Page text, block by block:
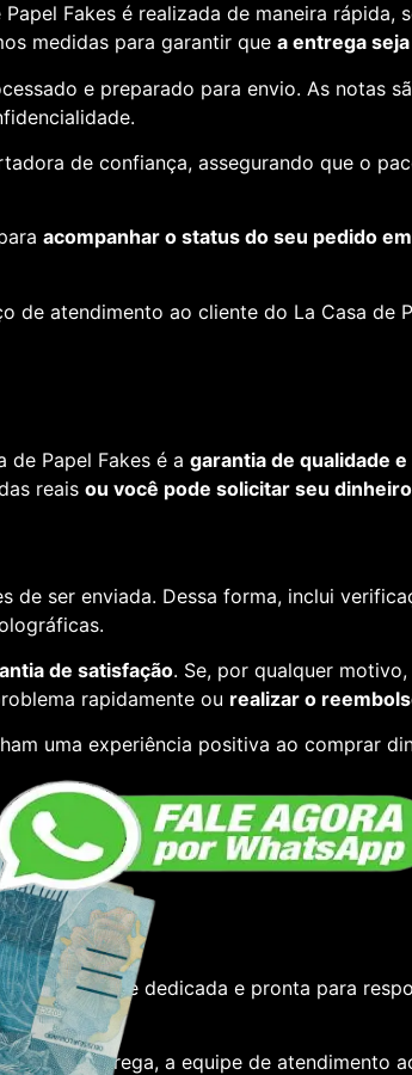
Fakes é realizada de maneira
medidas para garantir que a entrega
e preparado para envio. As notas
de confiança, assegurando que o
acompanhar o status do seu pedido
de atendimento ao cliente do La Casa de
de Papel Fakes é a garantia de qualidade
reais ou você pode solicitar seu
de ser enviada. Dessa forma, inclui
de satisfação. Se, por qualquer
rapidamente ou realizar o
uma experiência positiva ao comprar
uma equipe dedicada e pronta para
ou a entrega, a equipe de atendimento